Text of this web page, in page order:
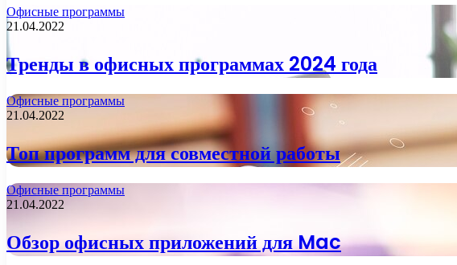
Офисные программы
21.04.2022
Тренды в офисных программах 2024 года
Офисные программы
21.04.2022
Топ программ для совместной работы
Офисные программы
21.04.2022
Обзор офисных приложений для Mac